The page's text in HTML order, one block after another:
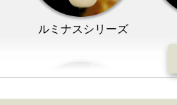
ルミナスシリーズ